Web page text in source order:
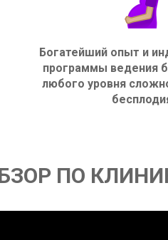
Богатейший опыт и
программы ведения
любого уровня
ПО